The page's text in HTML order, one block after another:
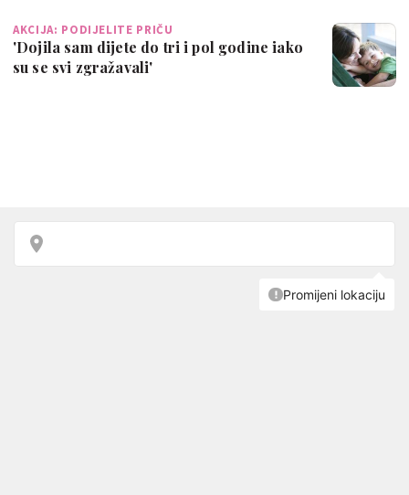
AKCIJA: PODIJELITE PRIČU
'Dojila sam dijete do tri i pol godine iako
su se svi zgražavali'